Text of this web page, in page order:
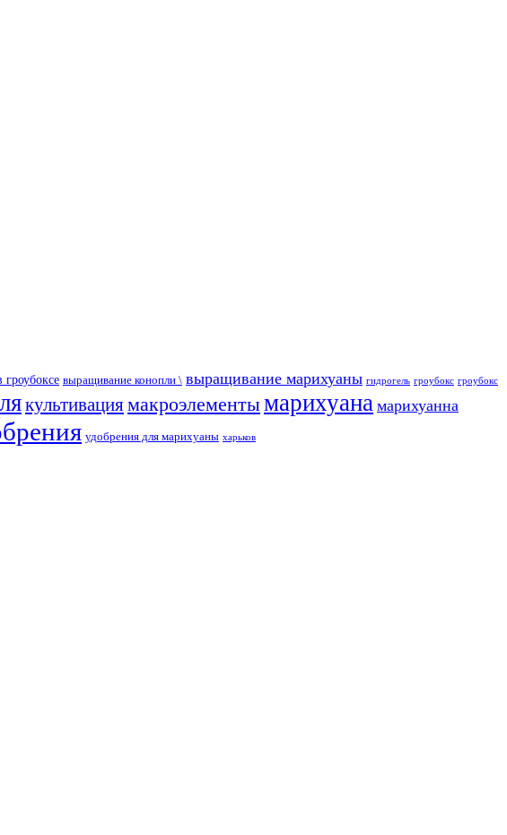
выращивание конопли \ выращивание марихуаны гидрогель гроубокс гроубокс
культивациямакроэлементымарихуана марихуанна
удобрения для марихуаны харьков